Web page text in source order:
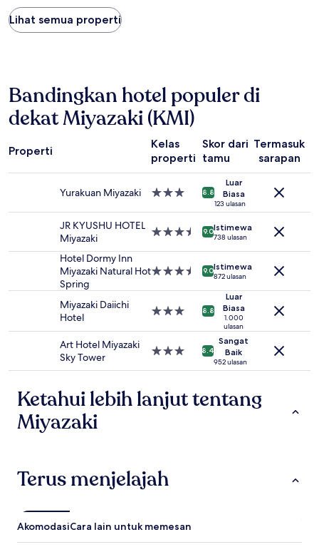
yang
ditemukan
dalam
berdasarkan
pencarian
malam
2
tamu
dewasa.
ketersediaan
sewaktu-
tambahan
Lihat semua properti
Bandingkan hotel populer di
dekat Miyazaki (KMI)
Properti
Kelas
properti
Skor dari
tamu
Termasuk
sarapan
Yurakuan Miyazaki
Properti
8.8
Luar
Biasa
123 ulasan
JR KYUSHU HOTEL
Miyazaki
Properti
9.0Istimewa
738 ulasan
Hotel Dormy Inn
Miyazaki Natural Hot
Spring
Properti
9.0Istimewa
872 ulasan
Miyazaki Daiichi
Hotel
Properti
8.8
Luar
Biasa
1.000
ulasan
Art Hotel Miyazaki
Sky Tower
Properti
8.4
Sangat
Baik
952 ulasan
Ketahui lebih lanjut tentang
Miyazaki
Terus menjelajah
AkomodasiCara lain untuk memesan